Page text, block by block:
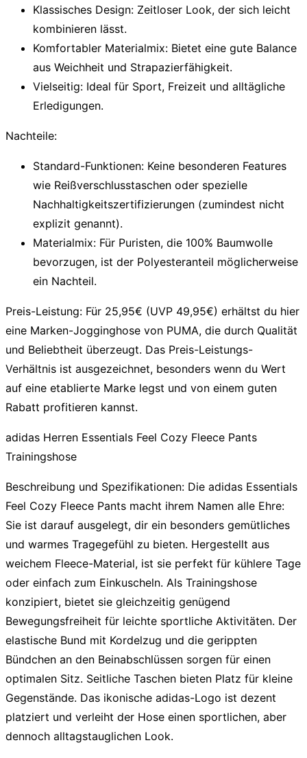
Klassisches Design: Zeitloser Look, der sich leicht
kombinieren lässt.
Komfortabler Materialmix: Bietet eine gute Balance
aus Weichheit und Strapazierfähigkeit.
Vielseitig: Ideal für Sport, Freizeit und alltägliche
Erledigungen.
Nachteile:
Standard-Funktionen: Keine besonderen Features
wie Reißverschlusstaschen oder spezielle
Nachhaltigkeitszertifizierungen (zumindest nicht
explizit genannt).
Materialmix: Für Puristen, die 100% Baumwolle
bevorzugen, ist der Polyesteranteil möglicherweise
ein Nachteil.
Preis-Leistung: Für 25,95€ (UVP 49,95€) erhältst du hier
eine Marken-Jogginghose von PUMA, die durch Qualität
und Beliebtheit überzeugt. Das Preis-Leistungs-
Verhältnis ist ausgezeichnet, besonders wenn du Wert
auf eine etablierte Marke legst und von einem guten
Rabatt profitieren kannst.
adidas Herren Essentials Feel Cozy Fleece Pants
Trainingshose
Beschreibung und Spezifikationen: Die adidas Essentials
Feel Cozy Fleece Pants macht ihrem Namen alle Ehre:
Sie ist darauf ausgelegt, dir ein besonders gemütliches
und warmes Tragegefühl zu bieten. Hergestellt aus
weichem Fleece-Material, ist sie perfekt für kühlere Tage
oder einfach zum Einkuscheln. Als Trainingshose
konzipiert, bietet sie gleichzeitig genügend
Bewegungsfreiheit für leichte sportliche Aktivitäten. Der
elastische Bund mit Kordelzug und die gerippten
Bündchen an den Beinabschlüssen sorgen für einen
optimalen Sitz. Seitliche Taschen bieten Platz für kleine
Gegenstände. Das ikonische adidas-Logo ist dezent
platziert und verleiht der Hose einen sportlichen, aber
dennoch alltagstauglichen Look.